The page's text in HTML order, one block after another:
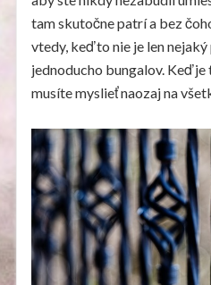
tam skutočne patrí a bez
vtedy, keď to nie je len
jednoducho bungalov. Keď
musíte myslieť naozaj na